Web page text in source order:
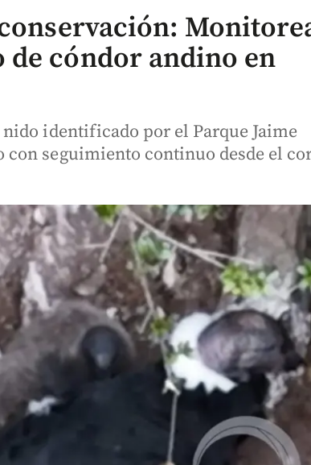
cóndor andino en
identificado por el Parque Jaime
seguimiento continuo desde el